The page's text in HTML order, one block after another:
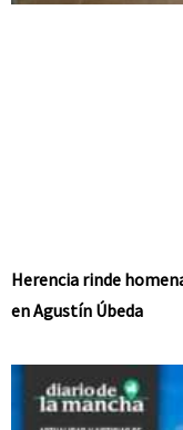
Herencia rinde
en Agustín Úbeda